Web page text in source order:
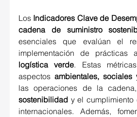
Los Indicadores Clave de
cadena de suministro
esenciales que evalúan el
logística verde. Estas
aspectos ambientales, sociales
sostenibilidad y el cumplimiento
internacionales. Además,